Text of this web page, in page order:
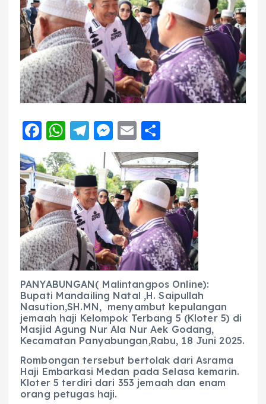
F
a
c
e
b
o
o
k
W
h
a
ts
A
p
p
T
el
e
g
r
a
m
M
e
ss
e
n
g
er
E
m
ai
l
h
a
re
PANYABUNGAN( Malintangpos Online):
Bupati Mandailing Natal ,H. Saipullah
Nasution,SH.MN, menyambut kepulangan
jemaah haji Kelompok Terbang 5 (Kloter 5) di
Masjid Agung Nur Ala Nur Aek Godang,
Kecamatan Panyabungan,Rabu, 18 Juni 2025.
Rombongan tersebut bertolak dari Asrama
Haji Embarkasi Medan pada Selasa kemarin.
Kloter 5 terdiri dari 353 jemaah dan enam
orang petugas haji.